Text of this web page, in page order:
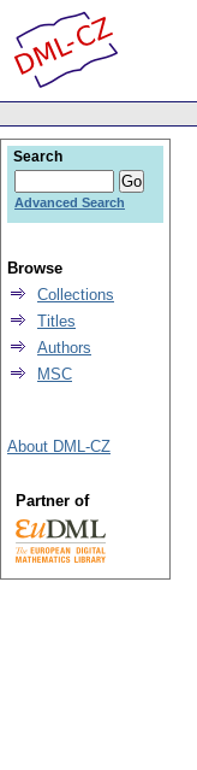
Search
Advanced Search
Browse
Collections
Titles
Authors
MSC
About DML-CZ
Partner of